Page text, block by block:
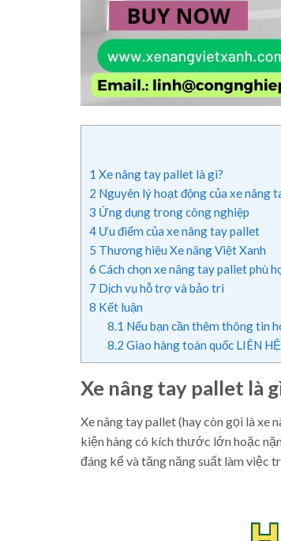
1 Xe nâng tay pallet là gì?
2 Nguyên lý hoạt động của xe nâng
3 Ứng dụng trong công nghiệp
4 Ưu điểm của xe nâng tay pallet
5 Thương hiệu Xe nâng Việt Xanh
6 Cách chọn xe nâng tay pallet phù
7 Dịch vụ hỗ trợ và bảo trì
8 Kết luận
8.1 Nếu bạn cần thêm thông tin
8.2 Giao hàng toàn quốc LIÊN
Xe nâng tay pallet là
Xe nâng tay pallet (hay còn gọi là xe
kiện hàng có kích thước lớn hoặc
đáng kể và tăng năng suất làm việc